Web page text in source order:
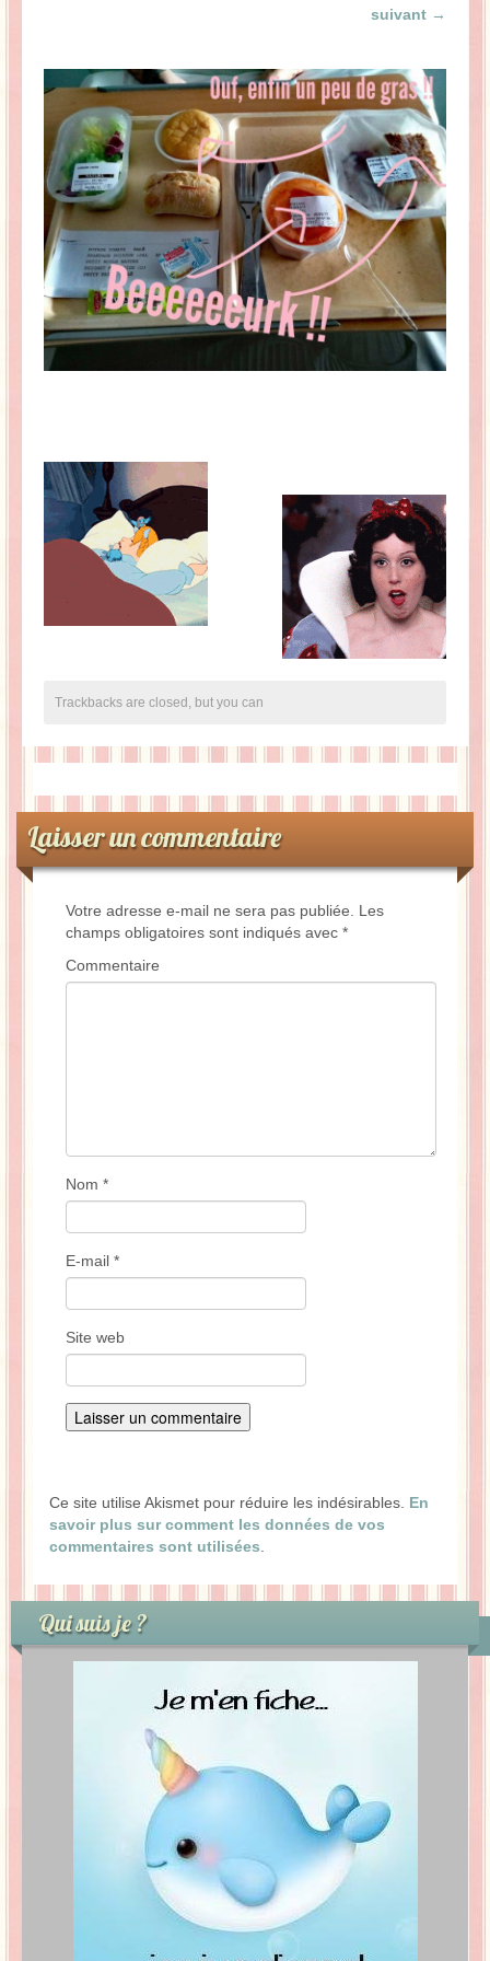
Ma période Weight Watchers
suivant →
Trackbacks are closed, but you can
Laisser un commentaire
Votre adresse e-mail ne sera pas publiée.
Les
champs obligatoires sont indiqués avec *
Commentaire
Nom *
E-mail *
Site web
Ce site utilise Akismet pour réduire les indésirables. En
savoir plus sur comment les données de vos
commentaires sont utilisées
Qui suis je ?